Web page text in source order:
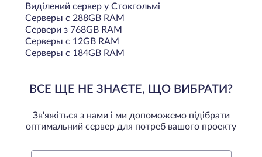
Виділений сервер у Стокгольмі
Серверы с 288GB RAM
Сервери з 768GB RAM
Серверы с 12GB RAM
Серверы с 184GB RAM
ВСЕ ЩЕ НЕ ЗНАЄТЕ, ЩО ВИБРАТИ?
Зв'яжіться з нами і ми допоможемо підібрати
оптимальний сервер для потреб вашого проекту